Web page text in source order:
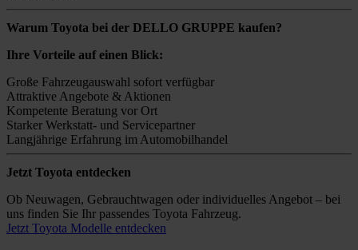
Warum Toyota bei der DELLO GRUPPE kaufen?
Ihre Vorteile auf einen Blick:
Große Fahrzeugauswahl sofort verfügbar
Attraktive Angebote & Aktionen
Kompetente Beratung vor Ort
Starker Werkstatt- und Servicepartner
Langjährige Erfahrung im Automobilhandel
Jetzt Toyota entdecken
Ob Neuwagen, Gebrauchtwagen oder individuelles Angebot – bei
uns finden Sie Ihr passendes Toyota Fahrzeug.
Jetzt Toyota Modelle entdecken